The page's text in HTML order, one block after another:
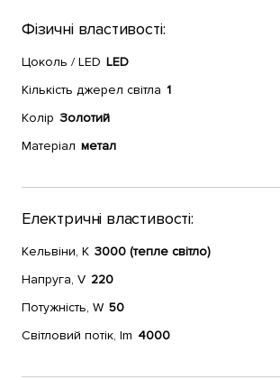
Фізичні властивості:
Цоколь / LED LED
Кількість джерел світла 1
Колір Золотий
Матеріал метал
Електричні властивості:
Кельвіни, К 3000 (тепле світло)
Напруга, V 220
Потужність, W 50
Світловий потік, lm 4000